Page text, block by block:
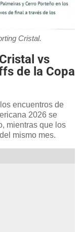
Cristal.
vs
de la Copa
encuentros de
2026 se
mientras que los
mismo mes.